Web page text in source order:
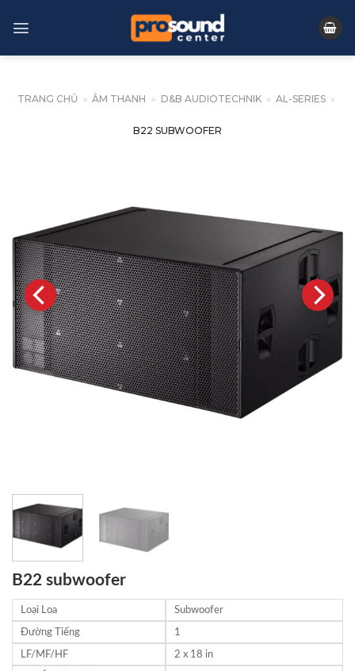
TRANG CHỦ » ÂM THANH » D&B AUDIOTECHNIK » AL-SERIES »
B22 SUBWOOFER
B22 subwoofer
Loại Loa Subwoofer
Đường Tiếng 1
LF/MF/HF 2 x 18 in